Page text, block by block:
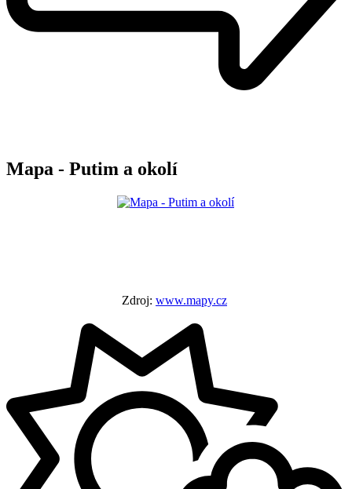
Mapa - Putim a okolí
Zdroj: www.mapy.cz